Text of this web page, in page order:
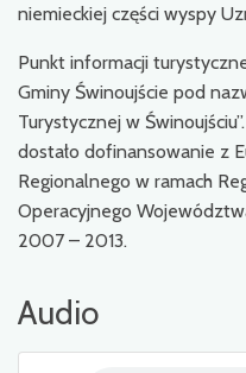
niemieckiej części wyspy
Punkt informacji
Gminy Świnoujście pod
Turystycznej w
dostało dofinansowanie z
Regionalnego w ramach
Operacyjnego
2007 – 2013.
Audio